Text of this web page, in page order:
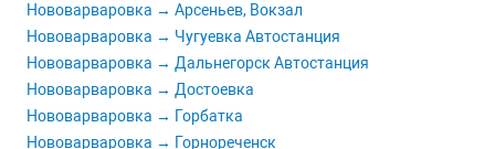
Нововарваровка → Арсеньев, Вокзал
Нововарваровка → Чугуевка Автостанция
Нововарваровка → Дальнегорск Автостанция
Нововарваровка → Достоевка
Нововарваровка → Горбатка
Нововарваровка → Горнореченск